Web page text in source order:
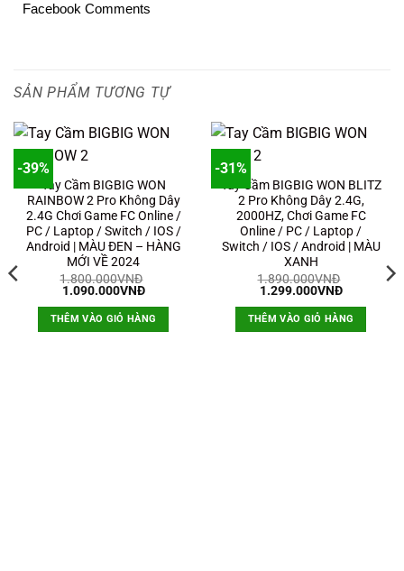
Facebook Comments
SẢN PHẨM TƯƠNG TỰ
-39%
Tay Cầm BIGBIG WON
RAINBOW 2 Pro Không Dây
2.4G Chơi Game FC Online /
PC / Laptop / Switch / IOS /
Android | MÀU ĐEN – HÀNG
MỚI VỀ 2024
1.800.000VNĐ
Giá
là:
1.800.000VNĐ.
1.090.000VNĐGiá
tại
là:
1.090.000VNĐ.
THÊM VÀO GIỎ HÀNG
-31%
Tay Cầm BIGBIG WON BLITZ
2 Pro Không Dây 2.4G,
2000HZ, Chơi Game FC
Online / PC / Laptop /
Switch / IOS / Android | MÀU
XANH
1.890.000VNĐ
Giá
là:
1.890.000VNĐ.
1.299.000VNĐGiá
tại
là:
THÊM VÀO GIỎ HÀNG